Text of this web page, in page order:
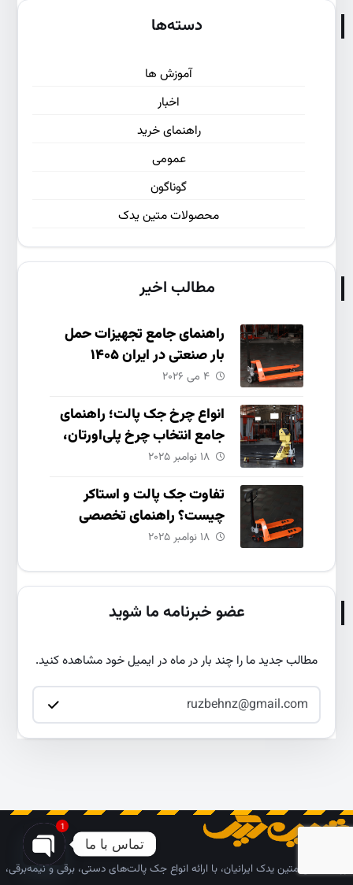
دسته‌ها
آموزش ها
اخبار
راهنمای خرید
عمومی
گوناگون
محصولات متین یدک
مطالب اخیر
راهنمای جامع تجهیزات حمل
بار صنعتی در ایران ۱۴۰۵
۴ می ۲۰۲۶
انواع چرخ جک پالت؛ راهنمای
جامع انتخاب چرخ پلی‌اورتان،
نایلون و چدنی
۱۸ نوامبر ۲۰۲۵
تفاوت جک پالت و استاکر
چیست؟ راهنمای تخصصی
انتخاب و خرید
۱۸ نوامبر ۲۰۲۵
عضو خبرنامه ما شوید
مطالب جدید ما را چند بار در ماه در ایمیل خود مشاهده کنید.
گروه صنعتی متین یدک ایرانیان، با ارائه انواع جک پالت‌های دستی، برقی و نیمه‌برقی،
تماس با ما
chaty
1